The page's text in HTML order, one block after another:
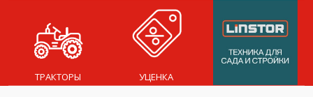
ТРАКТОРЫ УЦЕНКА